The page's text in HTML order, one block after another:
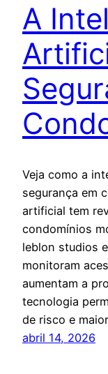
A
Veja como a
segurança em
artificial tem
condomínios
leblon studios
monitoram
aumentam a
tecnologia
de risco e
abril 14, 2026